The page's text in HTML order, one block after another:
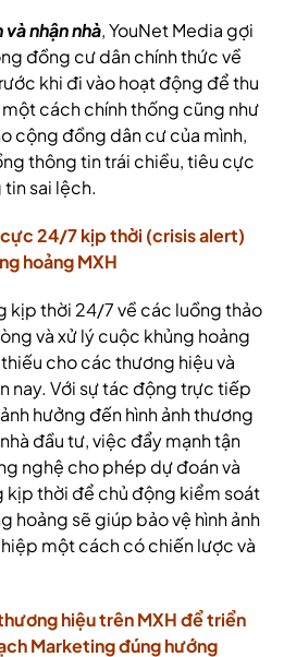
nhận nhà, YouNet Media gợi
đồng cư dân chính thức về
khi đi vào hoạt động để thu
cách chính thống cũng như
cộng đồng dân cư của mình,
thông tin trái chiều, tiêu cực
sai lệch.
24/7 kịp thời (crisis alert)
hoảng MXH
kịp thời 24/7 về các luồng thảo
và xử lý cuộc khủng hoảng
cho các thương hiệu và
nay. Với sự tác động trực tiếp
hưởng đến hình ảnh thương
đầu tư, việc đẩy mạnh tận
nghệ cho phép dự đoán và
kịp thời để chủ động kiểm soát
hoảng sẽ giúp bảo vệ hình ảnh
một cách có chiến lược và
hiệu trên MXH để triển
Marketing đúng hướng